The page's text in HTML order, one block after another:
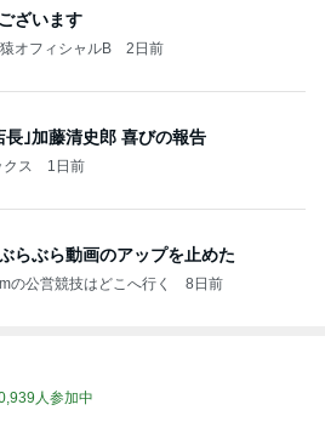
ざいます
オフィシャルB 2日前
長｣加藤清史郎 喜びの報告
ス 1日前
らぶら動画のアップを止めた
の公営競技はどこへ行く 8日前
人参加中